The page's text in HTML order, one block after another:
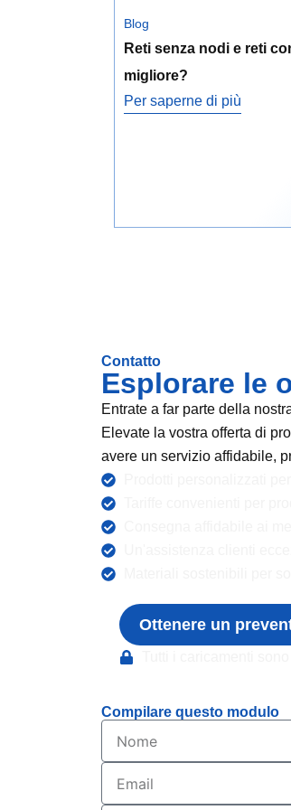
Blog
Reti senza nodi e reti
migliore?
Per saperne di più
Contatto
Esplorare le
Entrate a far parte della
Elevate la vostra offerta di
avere un servizio affidabile,
Ottenere un
Compilare questo modulo